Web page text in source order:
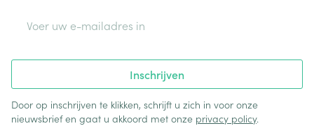
Inschrijven
Door op inschrijven te klikken, schrijft u zich in voor onze
nieuwsbrief en gaat u akkoord met onze privacy policy.